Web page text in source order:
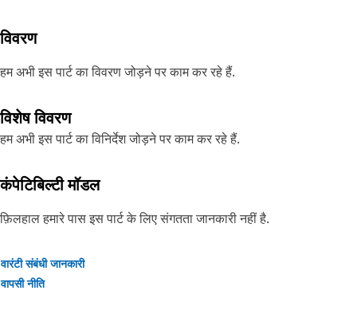
विवरण
हम अभी इस पार्ट का विवरण जोड़ने पर काम कर रहे हैं.
विशेष विवरण
हम अभी इस पार्ट का विनिर्देश जोड़ने पर काम कर रहे हैं.
कंपेटिबिल्टी मॉडल
फ़िलहाल हमारे पास इस पार्ट के लिए संगतता जानकारी नहीं है.
वारंटी संबंधी जानकारी
वापसी नीति